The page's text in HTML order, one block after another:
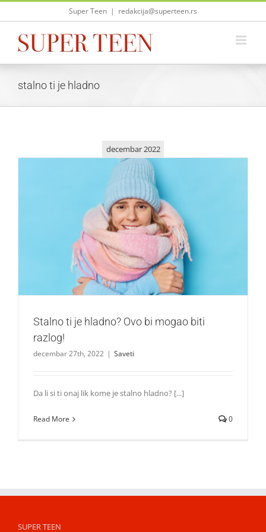
Skip
Super Teen | redakcija@superteen.rs
stalno ti je hladno
decembar 2022
Stalno ti je hladno? Ovo bi mogao biti razlog!
Saveti
Stalno ti je hladno? Ovo bi mogao biti
razlog!
decembar 27th, 2022 | Saveti
Da li si ti onaj lik kome je stalno hladno? [...]
Read More 0
SUPER TEEN